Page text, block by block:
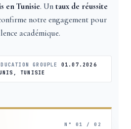
en Tunisie. Untaux de réussite
notre engagement pour
académique.
GROUPLE
01.07.2026
TUNISIE
N° 01 / 02